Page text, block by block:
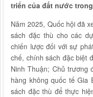
triển của đất nước
Năm 2025, Quốc hội đã
sách đặc thù cho các
chiến lược đối với sự
chế, chính sách đặc biệt
Ninh Thuận; Chủ
hàng không quốc tế Gia
sách đặc thù để thực